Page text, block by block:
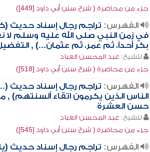
جزء من محاضرة ( شرح سنن أبي داود [449])
الفهرس: تراجم رجال إسناد حديث
في زمن النبي صلى الله عليه وسلم لا
بكر أحداً، ثم عمر، ثم عثمان...) ,
للشيخ: عبد المحسن العباد
جزء من محاضرة ( شرح سنن أبي داود [518])
الفهرس: تراجم رجال إسناد حديث
الناس الذين يكرمون اتقاء ألسنتهم) ,
حسن العشرة
للشيخ: عبد المحسن العباد
جزء من محاضرة ( شرح سنن أبي داود [545])
الفهرس: تراجم رجال إسناد حديث